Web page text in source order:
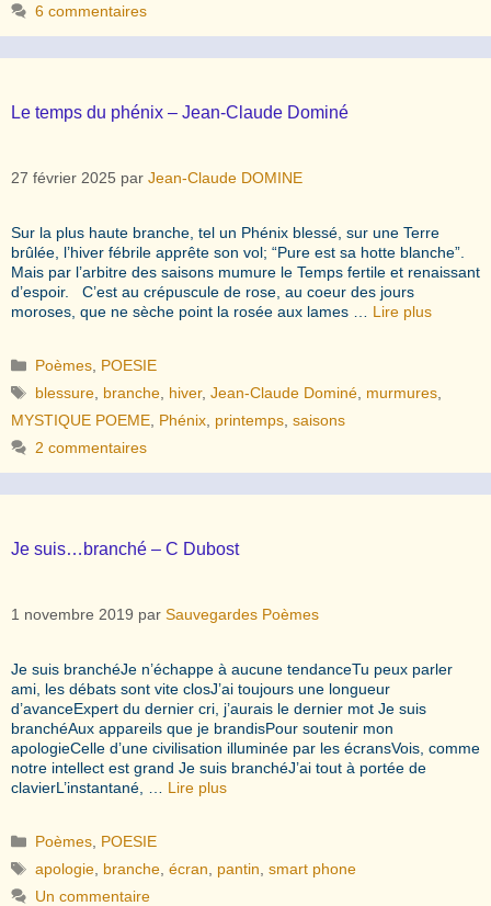
6 commentaires
Le temps du phénix – Jean-Claude Dominé
27 février 2025 par Jean-Claude DOMINE
Sur la plus haute branche, tel un Phénix blessé, sur une Terre
brûlée, l’hiver fébrile apprête son vol; “Pure est sa hotte blanche”.
Mais par l’arbitre des saisons mumure le Temps fertile et renaissant
d’espoir. C’est au crépuscule de rose, au coeur des jours
moroses, que ne sèche point la rosée aux lames … Lire plus
Catégories
Poèmes POESIE
Étiquettes
blessure branche hiver,Jean-Claude Dominé murmures
MYSTIQUE POEME Phénix printemps saisons
2 commentaires
Je suis…branché – C Dubost
1 novembre 2019 par Sauvegardes Poèmes
Je suis branchéJe n’échappe à aucune tendanceTu peux parler
ami, les débats sont vite closJ’ai toujours une longueur
d’avanceExpert du dernier cri, j’aurais le dernier mot Je suis
branchéAux appareils que je brandisPour soutenir mon
apologieCelle d’une civilisation illuminée par les écransVois, comme
notre intellect est grand Je suis branchéJ’ai tout à portée de
clavierL’instantané, … Lire plus
Catégories
Poèmes POESIE
Étiquettes
apologie branche ,écran pantin ,smart phone
Un commentaire